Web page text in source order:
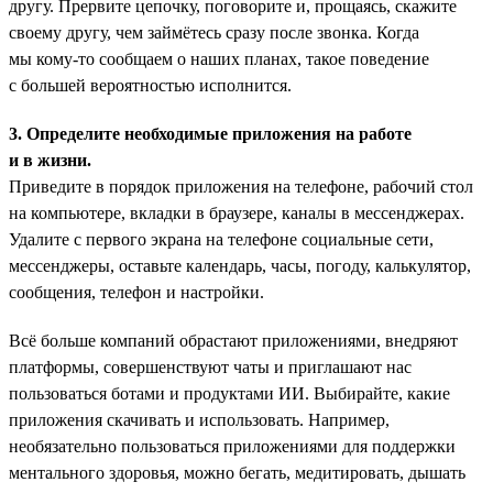
другу. Прервите цепочку, поговорите и, прощаясь, скажите
своему другу, чем займётесь сразу после звонка. Когда
мы кому-то сообщаем о наших планах, такое поведение
с большей вероятностью исполнится.
3. Определите необходимые приложения на работе
и в жизни.
Приведите в порядок приложения на телефоне, рабочий стол
на компьютере, вкладки в браузере, каналы в мессенджерах.
Удалите с первого экрана на телефоне социальные сети,
мессенджеры, оставьте календарь, часы, погоду, калькулятор,
сообщения, телефон и настройки.
Всё больше компаний обрастают приложениями, внедряют
платформы, совершенствуют чаты и приглашают нас
пользоваться ботами и продуктами ИИ. Выбирайте, какие
приложения скачивать и использовать. Например,
необязательно пользоваться приложениями для поддержки
ментального здоровья, можно бегать, медитировать, дышать